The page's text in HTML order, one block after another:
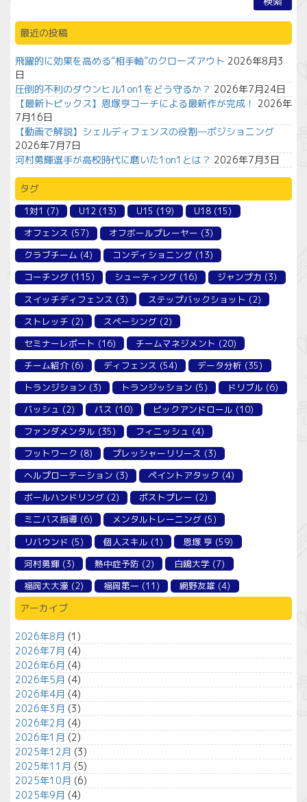
最近の投稿
飛躍的に効果を高める“相手軸”のクローズアウト 2026年8月3
日
圧倒的不利のダウンヒル1on1をどう守るか？ 2026年7月24日
【最新トピックス】恩塚亨コーチによる最新作が完成！ 2026年
7月16日
【動画で解説】シェルディフェンスの役割―ポジショニング
2026年7月7日
河村勇輝選手が高校時代に磨いた1on1とは？ 2026年7月3日
タグ
1対1 (7) U12 (13) U15 (19) U18 (15)
オフェンス (57) オフボールプレーヤー (3)
クラブチーム (4) コンディショニング (13)
コーチング (115) シューティング (16) ジャンプ力 (3)
スイッチディフェンス (3) ステップバックショット (2)
ストレッチ (2) スペーシング (2)
セミナーレポート (16) チームマネジメント (20)
チーム紹介(6) ディフェンス (54) データ分析 (35)
トランジション (3) トランジッション (5) ドリブル (6)
バッシュ (2) パス (10) ピックアンドロール (10)
ファンダメンタル (35) フィニッシュ (4)
フットワーク (8) プレッシャーリリース (3)
ヘルプローテーション (3) ペイントアタック (4)
ボールハンドリング (2) ポストプレー (2)
ミニバス指導 (6) メンタルトレーニング (5)
リバウンド (5) 個人スキル (1) 恩塚 亨 (59)
河村勇輝(3) 熱中症予防(2) 白鴎大学 (7)
福岡大大濠 (2) 福岡第一 (11) 網野友雄(4)
アーカイブ
2026年8月 (1)
2026年7月 (4)
2026年6月 (4)
2026年5月 (4)
2026年4月 (4)
2026年3月 (3)
2026年2月 (4)
2026年1月 (2)
2025年12月 (3)
2025年11月 (5)
2025年10月 (6)
2025年9月 (4)